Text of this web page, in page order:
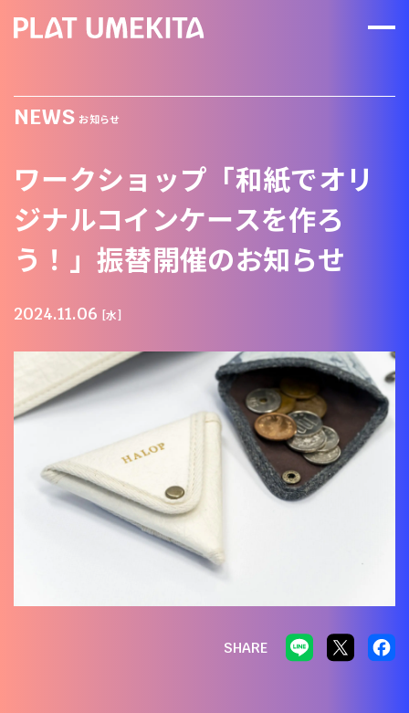
NEWS お知らせ
ワークショップ「和紙でオリ
ジナルコインケースを作ろ
う！」振替開催のお知らせ
2024.11.06 [水]
SHARE